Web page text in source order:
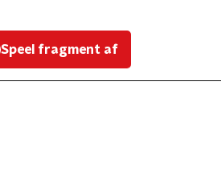
Speel fragment af